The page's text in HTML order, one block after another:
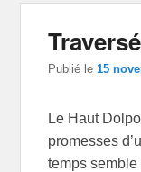
Publié le15
Le Haut
promesses
temps semble